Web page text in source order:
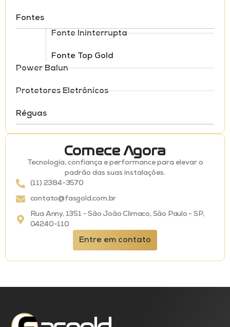
Fontes
Fonte Ininterrupta
Fonte Top Gold
Power Balun
Protetores Eletrônicos
Réguas
Comece Agora
Tecnologia, confiança e performance para elevar o
padrão das suas instalações.
(11) 2384-3570
contato@fasgold.com.br
Rua Anny, 1351 - São João Climaco, São Paulo - SP,
04240-110
Entre em contato